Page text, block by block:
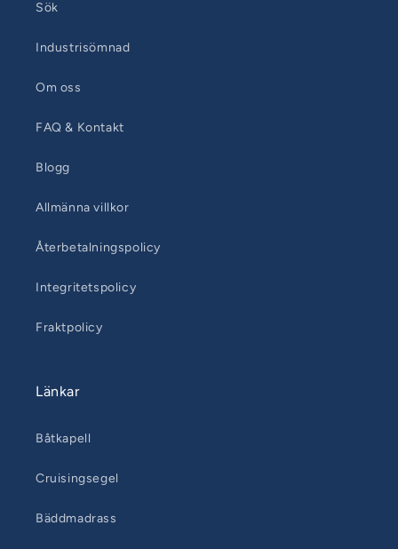
Sök
Industrisömnad
Om oss
FAQ & Kontakt
Blogg
Allmänna villkor
Återbetalningspolicy
Integritetspolicy
Fraktpolicy
Länkar
Båtkapell
Cruisingsegel
Bäddmadrass